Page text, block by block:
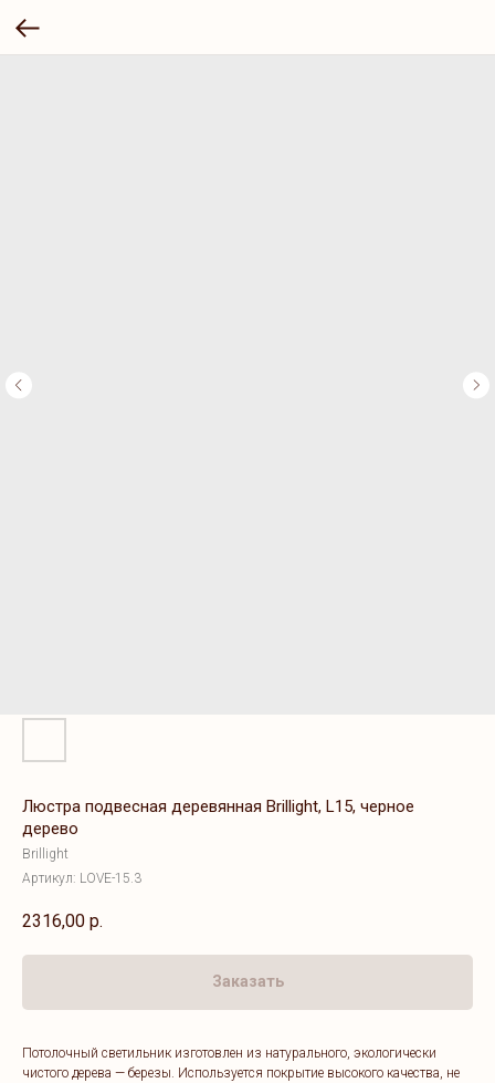
Люстра подвесная деревянная Brillight, L15, черное
дерево
Brillight
Артикул: LOVE-15.3
2316,00 р.
Заказать
Потолочный светильник изготовлен из натурального, экологически
чистого дерева — березы. Используется покрытие высокого качества, не